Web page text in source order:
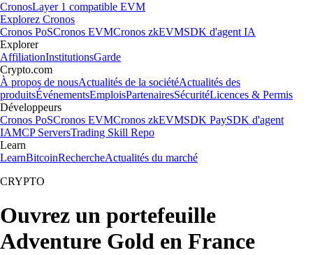
CronosLayer 1 compatible EVM
Explorez Cronos
Cronos PoSCronos EVMCronos zkEVMSDK d'agent IA
Explorer
AffiliationInstitutionsGarde
Crypto.com
À propos de nousActualités de la sociétéActualités des
produitsÉvénementsEmploisPartenairesSécuritéLicences & Permis
Développeurs
Cronos PoSCronos EVMCronos zkEVMSDK PaySDK d'agent
IAMCP ServersTrading Skill Repo
Learn
LearnBitcoinRechercheActualités du marché
CRYPTO
Ouvrez un portefeuille
Adventure Gold en France